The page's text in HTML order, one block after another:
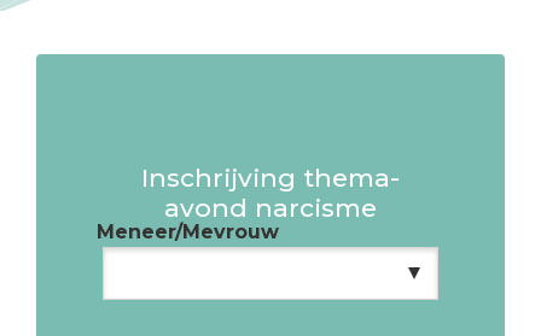
Inschrijving thema-
avond narcisme
Meneer/Mevrouw